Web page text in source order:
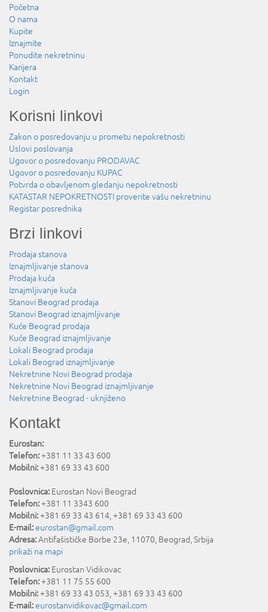
Početna
O nama
Kupite
Iznajmite
Ponudite nekretninu
Karijera
Kontakt
Login
Korisni linkovi
Zakon o posredovanju u prometu nepokretnosti
Uslovi poslovanja
Ugovor o posredovanju PRODAVAC
Ugovor o posredovanju KUPAC
Potvrda o obavljenom gledanju nepokretnosti
KATASTAR NEPOKRETNOSTI proverite vašu nekretninu
Registar posrednika
Brzi linkovi
Prodaja stanova
Iznajmljivanje stanova
Prodaja kuća
Iznajmljivanje kuća
Stanovi Beograd prodaja
Stanovi Beograd iznajmljivanje
Kuće Beograd prodaja
Kuće Beograd iznajmljivanje
Lokali Beograd prodaja
Lokali Beograd iznajmljivanje
Nekretnine Novi Beograd prodaja
Nekretnine Novi Beograd iznajmljivanje
Nekretnine Beograd - uknjiženo
Kontakt
Eurostan:
Telefon:+381 11 33 43 600
Mobilni:+381 69 33 43 600
Poslovnica: Eurostan Novi Beograd
Telefon:+381 11 3343 600
Mobilni:+381 69 33 43 614, +381 69 33 43 600
E-mail:eurostan@gmail.com
Adresa:Antifašističke Borbe 23e, 11070, Beograd,Srbija
prikaži na mapi
Poslovnica: Eurostan Vidikovac
Telefon:+381 11 75 55 600
Mobilni:+381 69 33 43 053, +381 69 33 43 600
E-mail:eurostanvidikovac@gmail.com